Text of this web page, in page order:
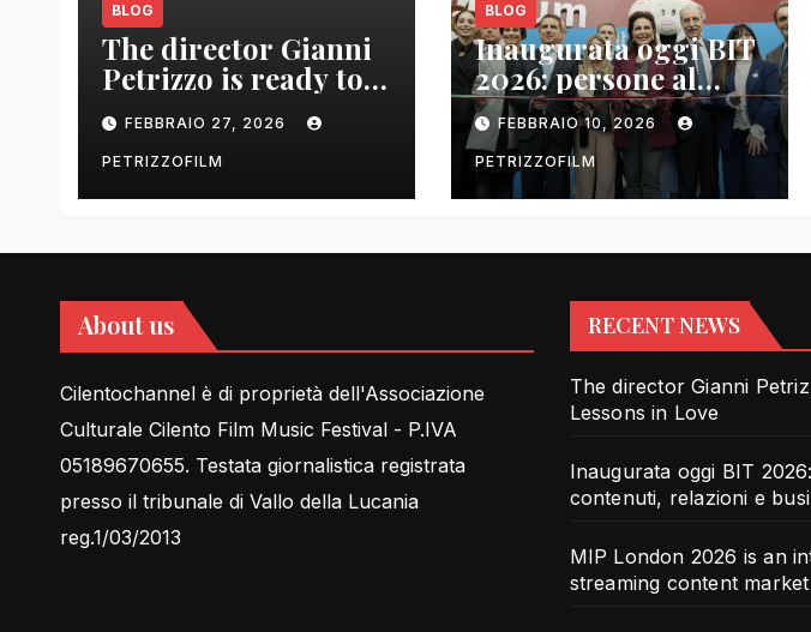
BLOG
The director Gianni
Petrizzo is ready to
tell Lessons in Love
FEBBRAIO 27, 2026
PETRIZZOFILM
BLOG
Inaugurata oggi BIT
2026: persone al
centrotra contenuti,
relazioni e business
FEBBRAIO 10, 2026
PETRIZZOFILM
About us
Cilentochannel è di proprietà dell'Associazione
Culturale Cilento Film Music Festival - P.IVA
05189670655. Testata giornalistica registrata
presso il tribunale di Vallo della Lucania
reg.1/03/2013
RECENT NEWS
The director Gianni
Lessons in Love
Inaugurata oggi BIT
contenuti, relazioni e
MIP London 2026 is an
streaming content market